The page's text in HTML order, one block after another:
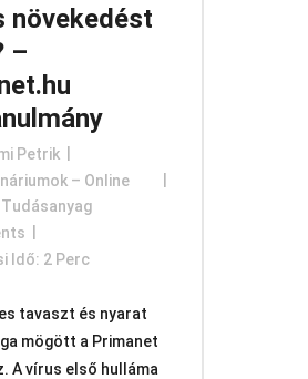
növekedést
–
Petrik
– Online
Idő: 2 Perc
tavaszt és nyarat
mögött a Primanet
A vírus első hulláma